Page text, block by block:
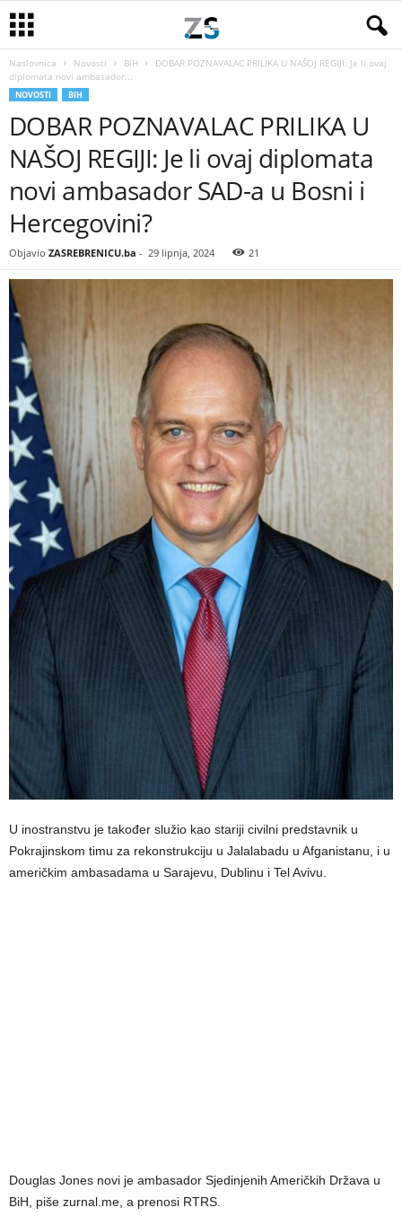
Naslovnica Novosti BiH
DOBAR POZNAVALAC PRILIKA U NAŠOJ REGIJI: Je li ovaj
diplomata novi ambasador...
NOVOSTI BIH
DOBAR POZNAVALAC PRILIKA U
NAŠOJ REGIJI: Je li ovaj diplomata
novi ambasador SAD-a u Bosni i
Hercegovini?
Objavio ZASREBRENICU.ba - 29 lipnja, 2024 21
U inostranstvu je također služio kao stariji civilni predstavnik u
Pokrajinskom timu za rekonstrukciju u Jalalabadu u Afganistanu, i u
američkim ambasadama u Sarajevu, Dublinu i Tel Avivu.
Douglas Jones novi je ambasador Sjedinjenih Američkih Država u
BiH, piše zurnal.me, a prenosi RTRS.